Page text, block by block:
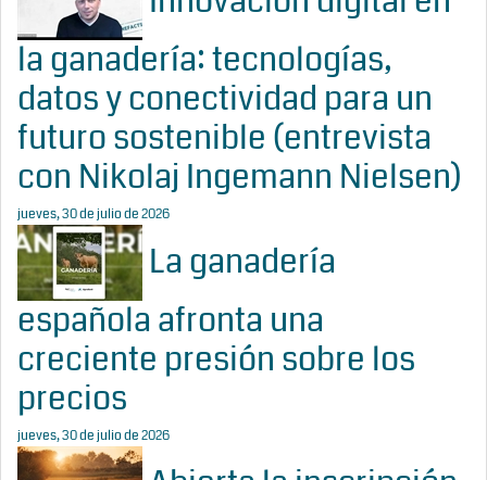
la ganadería: tecnologías,
datos y conectividad para un
futuro sostenible (entrevista
con Nikolaj Ingemann Nielsen)
jueves, 30 de julio de 2026
La ganadería
española afronta una
creciente presión sobre los
precios
jueves, 30 de julio de 2026